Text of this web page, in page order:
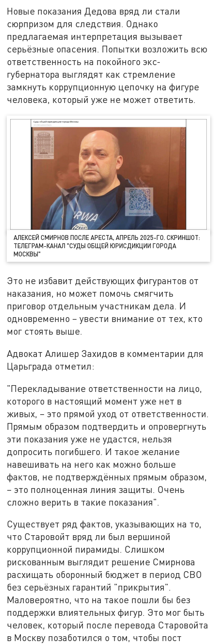
Новые показания Дедова вряд ли стали
сюрпризом для следствия. Однако
предлагаемая интерпретация вызывает
серьёзные опасения. Попытки возложить всю
ответственность на покойного экс-
губернатора выглядят как стремление
замкнуть коррупционную цепочку на фигуре
человека, который уже не может ответить.
АЛЕКСЕЙ СМИРНОВ ПОСЛЕ АРЕСТА, АПРЕЛЬ 2025-ГО. СКРИНШОТ:
ТЕЛЕГРАМ-КАНАЛ "СУДЫ ОБЩЕЙ ЮРИСДИКЦИИ ГОРОДА
МОСКВЫ"
Это не избавит действующих фигурантов от
наказания, но может помочь смягчить
приговор отдельным участникам дела. И
одновременно – увести внимание от тех, кто
мог стоять выше.
Адвокат Алишер Захидов в комментарии для
Царьграда отметил:
"Перекладывание ответственности на лицо,
которого в настоящий момент уже нет в
живых, – это прямой уход от ответственности.
Прямым образом подтвердить и опровергнуть
эти показания уже не удастся, нельзя
допросить погибшего. И такое желание
навешивать на него как можно больше
фактов, не подтверждённых прямым образом,
– это полноценная линия защиты. Очень
сложно верить в такие показания".
Существует ряд фактов, указывающих на то,
что Старовойт вряд ли был вершиной
коррупционной пирамиды. Слишком
рискованным выглядит решение Смирнова
расхищать оборонный бюджет в период СВО
без серьёзных гарантий "прикрытия".
Маловероятно, что на такое пошли бы без
поддержки влиятельных фигур. Это мог быть
человек, который после перевода Старовойта
в Москву позаботился о том, чтобы пост